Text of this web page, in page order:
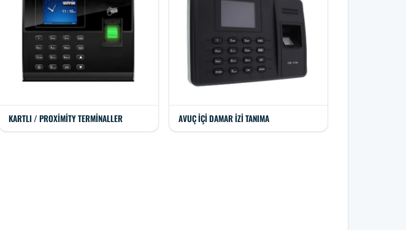
KARTLI / PROXIMITY TERMINALLER AVUÇ İÇI DAMAR İZI TANIMA